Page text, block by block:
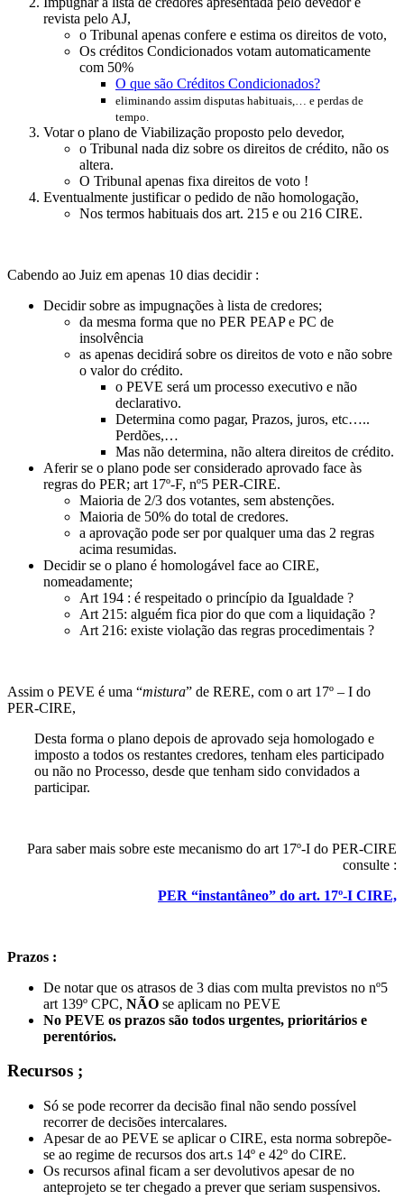
revista pelo AJ,
o Tribunal apenas confere e estima os direitos de voto,
Os créditos Condicionados votam automaticamente
com 50%
O que são Créditos Condicionados?
eliminando assim disputas habituais,… e perdas de
tempo.
Votar o plano de Viabilização proposto pelo devedor,
o Tribunal nada diz sobre os direitos de crédito, não os
altera.
O Tribunal apenas fixa direitos de voto !
Eventualmente justificar o pedido de não homologação,
Nos termos habituais dos art. 215 e ou 216 CIRE.
Cabendo ao Juiz em apenas 10 dias decidir :
Decidir sobre as impugnações à lista de credores;
da mesma forma que no PER PEAP e PC de
insolvência
as apenas decidirá sobre os direitos de voto e não sobre
o valor do crédito.
o PEVE será um processo executivo e não
declarativo.
Determina como pagar, Prazos, juros, etc…..
Perdões,…
Mas não determina, não altera direitos de crédito.
Aferir se o plano pode ser considerado aprovado face às
regras do PER; art 17º-F, nº5 PER-CIRE.
Maioria de 2/3 dos votantes, sem abstenções.
Maioria de 50% do total de credores.
a aprovação pode ser por qualquer uma das 2 regras
acima resumidas.
Decidir se o plano é homologável face ao CIRE,
nomeadamente;
Art 194 : é respeitado o princípio da Igualdade ?
Art 215: alguém fica pior do que com a liquidação ?
Art 216: existe violação das regras procedimentais ?
Assim o PEVE é uma “mistura” de RERE, com o art 17º – I do
PER-CIRE,
Desta forma o plano depois de aprovado seja homologado e
imposto a todos os restantes credores, tenham eles participado
ou não no Processo, desde que tenham sido convidados a
participar.
Para saber mais sobre este mecanismo do art 17º-I do PER-CIRE
consulte :
PER “instantâneo” do art. 17º-I CIRE,
Prazos :
De notar que os atrasos de 3 dias com multa previstos no nº5
art 139º CPC, NÃO se aplicam no PEVE
No PEVE os prazos são todos urgentes, prioritários e
perentórios.
Recursos ;
Só se pode recorrer da decisão final não sendo possível
recorrer de decisões intercalares.
Apesar de ao PEVE se aplicar o CIRE, esta norma sobrepõe-
se ao regime de recursos dos art.s 14º e 42º do CIRE.
Os recursos afinal ficam a ser devolutivos apesar de no
anteprojeto se ter chegado a prever que seriam suspensivos.